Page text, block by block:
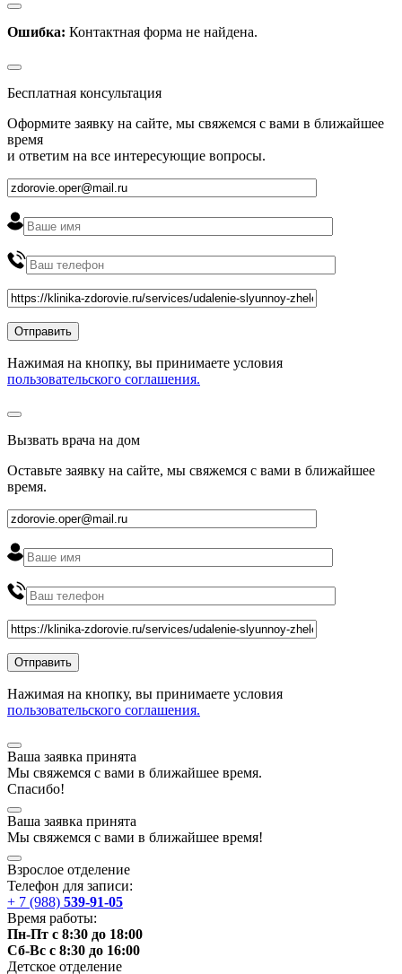
Ошибка: Контактная форма не найдена.
Бесплатная консультация
Оформите заявку на сайте, мы свяжемся с вами в ближайшее
время
и ответим на все интересующие вопросы.
Нажимая на кнопку, вы принимаете условия
пользовательского соглашения.
Вызвать врача на дом
Оставьте заявку на сайте, мы свяжемся с вами в ближайшее
время.
Нажимая на кнопку, вы принимаете условия
пользовательского соглашения.
Ваша заявка принята
Мы свяжемся с вами в ближайшее время.
Спасибо!
Ваша заявка принята
Мы свяжемся с вами в ближайшее время!
Взрослое отделение
Телефон для записи:
+ 7 (988) 539-91-05
Время работы:
Пн-Пт с 8:30 до 18:00
Сб-Вс с 8:30 до 16:00
Детское отделение